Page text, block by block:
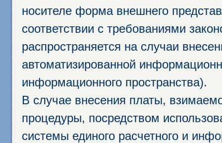
носителе форма внешнего
соответствии с требованиями
распространяется на случаи
автоматизированной
информационного пространства).
В случае внесения платы,
процедуры, посредством
системы единого расчетного и